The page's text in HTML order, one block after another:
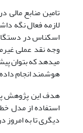
تامین منابع مالی
لازمه فعال نگه
اسکناس در
وجه نقد عملی
می­دهد که بتوان
هوشمند انجام
هدف این پژوهش
استفاده از مدل
دیگری تا به امروز